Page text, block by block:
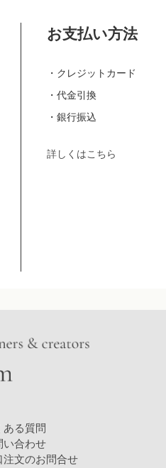
お支払い方法
・クレジットカード
・代金引換
・銀行振込
詳しくはこちら
ある質問
い合わせ
注文のお問合せ